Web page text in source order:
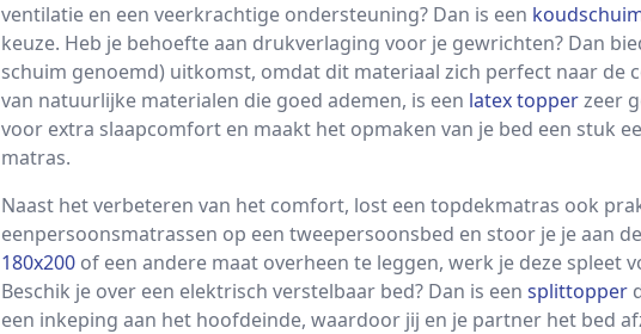
ventilatie en een veerkrachtige ondersteuning? Dan is een
keuze. Heb je behoefte aan drukverlaging voor je gewrichten? Dan
schuim genoemd) uitkomst, omdat dit materiaal zich perfect naar de
van natuurlijke materialen die goed ademen, is een latex topperzeer
voor extra slaapcomfort en maakt het opmaken van je bed een stuk
matras.
Naast het verbeteren van het comfort, lost een topdekmatras ook
eenpersoonsmatrassen op een tweepersoonsbed en stoor je je aan
180x200 of een andere maat overheen te leggen, werk je deze spleet
Beschik je over een elektrisch verstelbaar bed? Dan is een splittopper
een inkeping aan het hoofdeinde, waardoor jij en je partner het bed